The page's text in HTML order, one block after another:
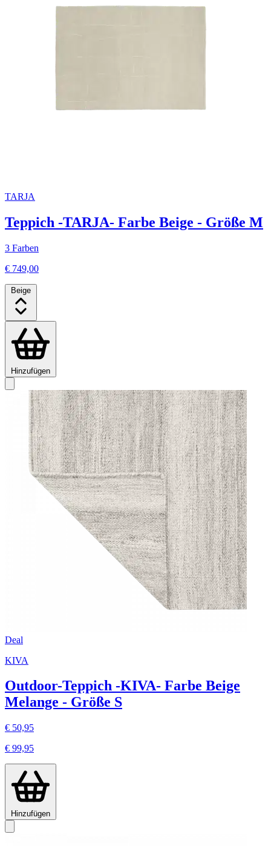
TARJA
Teppich -TARJA- Farbe Beige - Größe M
3 Farben
€ 749,00
Beige
Hinzufügen
Deal
KIVA
Outdoor-Teppich -KIVA- Farbe Beige
Melange - Größe S
€ 50,95
€ 99,95
Hinzufügen